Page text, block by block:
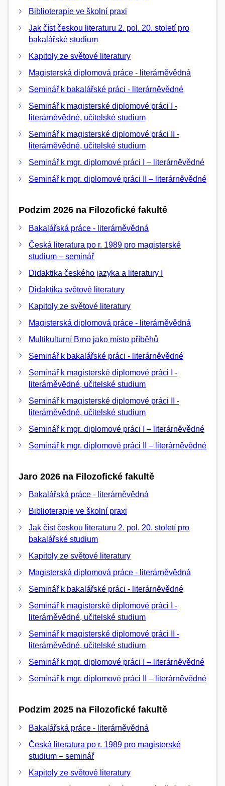
Biblioterapie ve školní praxi
Jak číst českou literaturu 2. pol. 20. století pro
bakalářské studium
Kapitoly ze světové literatury
Magisterská diplomová práce - literárněvědná
Seminář k bakalářské práci - literárněvědné
Seminář k magisterské diplomové práci I -
literárněvědné, učitelské studium
Seminář k magisterské diplomové práci II -
literárněvědné, učitelské studium
Seminář k mgr. diplomové práci I – literárněvědné
Seminář k mgr. diplomové práci II – literárněvědné
Podzim 2026 na Filozofické fakultě
Bakalářská práce - literárněvědná
Česká literatura po r. 1989 pro magisterské
studium – seminář
Didaktika českého jazyka a literatury I
Didaktika světové literatury
Kapitoly ze světové literatury
Magisterská diplomová práce - literárněvědná
Multikulturní Brno jako místo příběhů
Seminář k bakalářské práci - literárněvědné
Seminář k magisterské diplomové práci I -
literárněvědné, učitelské studium
Seminář k magisterské diplomové práci II -
literárněvědné, učitelské studium
Seminář k mgr. diplomové práci I – literárněvědné
Seminář k mgr. diplomové práci II – literárněvědné
Jaro 2026 na Filozofické fakultě
Bakalářská práce - literárněvědná
Biblioterapie ve školní praxi
Jak číst českou literaturu 2. pol. 20. století pro
bakalářské studium
Kapitoly ze světové literatury
Magisterská diplomová práce - literárněvědná
Seminář k bakalářské práci - literárněvědné
Seminář k magisterské diplomové práci I -
literárněvědné, učitelské studium
Seminář k magisterské diplomové práci II -
literárněvědné, učitelské studium
Seminář k mgr. diplomové práci I – literárněvědné
Seminář k mgr. diplomové práci II – literárněvědné
Podzim 2025 na Filozofické fakultě
Bakalářská práce - literárněvědná
Česká literatura po r. 1989 pro magisterské
studium – seminář
Kapitoly ze světové literatury